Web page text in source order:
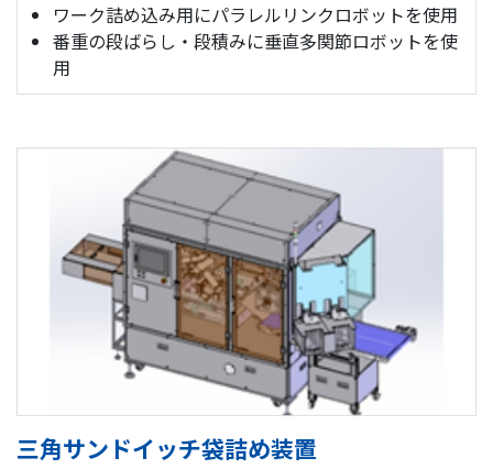
ワーク詰め込み用にパラレルリンクロボットを使用
番重の段ばらし・段積みに垂直多関節ロボットを使
用
三角サンドイッチ袋詰め装置